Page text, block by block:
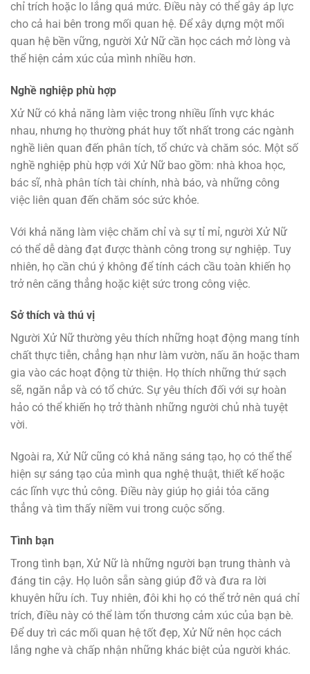
chỉ trích hoặc lo lắng quá mức. Điều này có thể gây áp lực
cho cả hai bên trong mối quan hệ. Để xây dựng một mối
quan hệ bền vững, người Xử Nữ cần học cách mở lòng và
thể hiện cảm xúc của mình nhiều hơn.
Nghề nghiệp phù hợp
Xử Nữ có khả năng làm việc trong nhiều lĩnh vực khác
nhau, nhưng họ thường phát huy tốt nhất trong các ngành
nghề liên quan đến phân tích, tổ chức và chăm sóc. Một số
nghề nghiệp phù hợp với Xử Nữ bao gồm: nhà khoa học,
bác sĩ, nhà phân tích tài chính, nhà báo, và những công
việc liên quan đến chăm sóc sức khỏe.
Với khả năng làm việc chăm chỉ và sự tỉ mỉ, người Xử Nữ
có thể dễ dàng đạt được thành công trong sự nghiệp. Tuy
nhiên, họ cần chú ý không để tính cách cầu toàn khiến họ
trở nên căng thẳng hoặc kiệt sức trong công việc.
Sở thích và thú vị
Người Xử Nữ thường yêu thích những hoạt động mang tính
chất thực tiễn, chẳng hạn như làm vườn, nấu ăn hoặc tham
gia vào các hoạt động từ thiện. Họ thích những thứ sạch
sẽ, ngăn nắp và có tổ chức. Sự yêu thích đối với sự hoàn
hảo có thể khiến họ trở thành những người chủ nhà tuyệt
vời.
Ngoài ra, Xử Nữ cũng có khả năng sáng tạo, họ có thể thể
hiện sự sáng tạo của mình qua nghệ thuật, thiết kế hoặc
các lĩnh vực thủ công. Điều này giúp họ giải tỏa căng
thẳng và tìm thấy niềm vui trong cuộc sống.
Tình bạn
Trong tình bạn, Xử Nữ là những người bạn trung thành và
đáng tin cậy. Họ luôn sẵn sàng giúp đỡ và đưa ra lời
khuyên hữu ích. Tuy nhiên, đôi khi họ có thể trở nên quá chỉ
trích, điều này có thể làm tổn thương cảm xúc của bạn bè.
Để duy trì các mối quan hệ tốt đẹp, Xử Nữ nên học cách
lắng nghe và chấp nhận những khác biệt của người khác.